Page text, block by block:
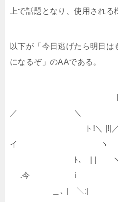
上で話題となり、使用される
以下が「今日逃げたら明日
になるぞ」のAAである。
|! ／
／ ＼
ト!＼ |!|／／
イ ヽ
ﾄ､ | | ヽ
.今 i
＿､ |